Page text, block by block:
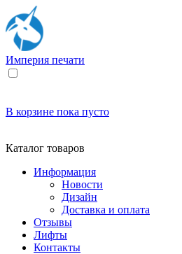
Империя печати
В корзине пока пусто
Каталог товаров
Информация
Новости
Дизайн
Доставка и оплата
Отзывы
Лифты
Контакты